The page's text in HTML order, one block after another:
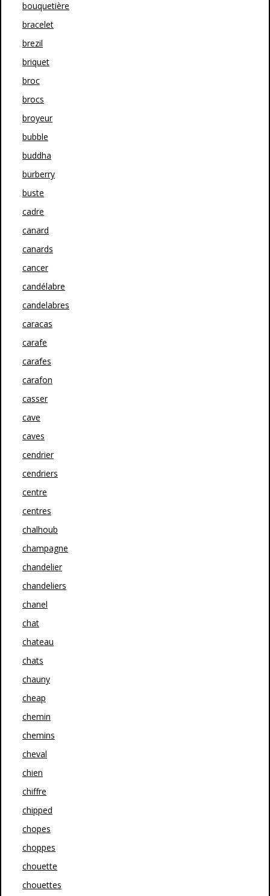
bouquetière
bracelet
brezil
briquet
broc
brocs
broyeur
bubble
buddha
burberry
buste
cadre
canard
canards
cancer
candélabre
candelabres
caracas
carafe
carafes
carafon
casser
cave
caves
cendrier
cendriers
centre
centres
chalhoub
champagne
chandelier
chandeliers
chanel
chat
chateau
chats
chauny
cheap
chemin
chemins
cheval
chien
chiffre
chipped
chopes
choppes
chouette
chouettes